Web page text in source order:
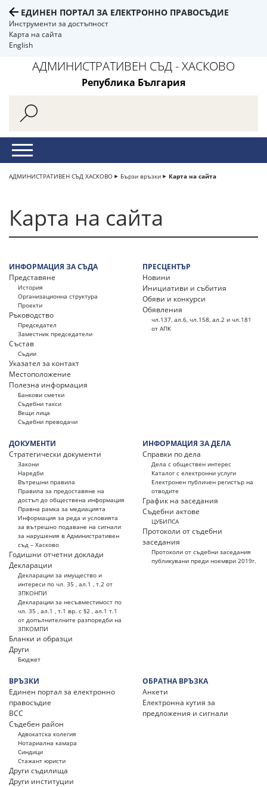
ЕДИНЕН ПОРТАЛ ЗА ЕЛЕКТРОННО ПРАВОСЪДИЕ
Инструменти за достъпност
Карта на сайта
English
АДМИНИСТРАТИВЕН СЪД - ХАСКОВО
Република България
АДМИНИСТРАТИВЕН СЪД ХАСКОВО Бързи връзки Карта на сайта
Карта на сайта
ИНФОРМАЦИЯ ЗА СЪДА
Представяне
История
Организационна структура
Проекти
Ръководство
Председател
Заместник председатели
Състав
Съдии
Указател за контакт
Местоположение
Полезна информация
Банкови сметки
Съдебни такси
Вещи лица
Съдебни преводачи
ПРЕСЦЕНТЪР
Новини
Инициативи и събития
Обяви и конкурси
Обявления
чл.137, ал.6, чл.158, ал.2 и чл.181
от АПК
ДОКУМЕНТИ
Стратегически документи
Закони
Наредби
Вътрешни правила
Правила за предоставяне на
достъп до обществена информация
Правна рамка за медиацията
Информация за реда и условията
за вътрешно подаване на сигнали
за нарушения в Административен
съд – Хасково
Годишни отчетни доклади
Декларации
Декларации за имущество и
интереси по чл. 35 , ал.1 , т.2 от
ЗПКОНПИ
Декларации за несъвместимост по
чл. 35 , ал.1 , т.1 вр. с §2 , ал.1 т.1
от допълнителните разпоредби на
ЗПКОМПИ
Бланки и образци
Други
Бюджет
ИНФОРМАЦИЯ ЗА ДЕЛА
Справки по дела
Дела с обществен интерес
Каталог с електронни услуги
Електронен публичен регистър на
отводите
График на заседания
Съдебни актове
ЦУБИПСА
Протоколи от съдебни
заседания
Протоколи от съдебни заседания
публикувани преди ноември 2019г.
ВРЪЗКИ
Единен портал за електронно
правосъдие
ВСС
Съдебен район
Адвокатска колегия
Нотариална камара
Синдици
Стажант юристи
Други съдилища
Други институции
ОБРАТНА ВРЪЗКА
Анкети
Електронна кутия за
предложения и сигнали